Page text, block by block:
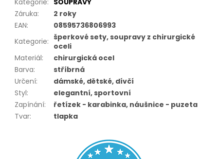
Kategorie: SOUPRAVY
Záruka:
2 roky
EAN:
08595736806993
Kategorie: šperkové sety, soupravy z chirurgické
oceli
Materiál:
chirurgická ocel
Barva:
stříbrná
Určení:
dámské, dětské, dívčí
Styl:
elegantní, sportovní
Zapínání:
řetízek - karabinka, náušnice - puzeta
Tvar: tlapka